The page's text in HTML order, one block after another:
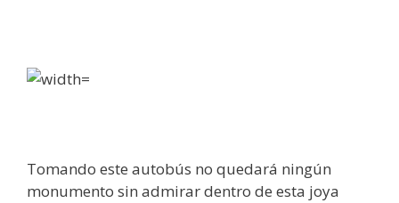
Tomando este autobús no quedará ningún
monumento sin admirar dentro de esta joya